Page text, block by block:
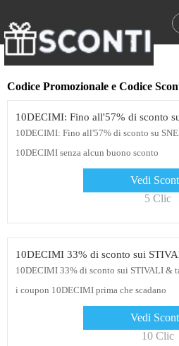
Codice Promozionale e Codice
10DECIMI: Fino all'57% di sconto
10DECIMI: Fino all'57% di sconto su
10DECIMI senza alcun buono sconto
Vedi
5 Clic
10DECIMI 33% di sconto sui
10DECIMI 33% di sconto sui STIVALI &
i coupon 10DECIMI prima che scadano
Vedi
10 Clic